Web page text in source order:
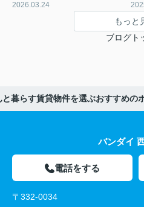
2026.03.24
もっと
ブログト
と暮らす賃貸物件を選ぶおすすめの
バンダイ
電話をする
〒332-0034